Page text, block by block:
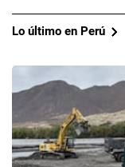
Lo último en Perú